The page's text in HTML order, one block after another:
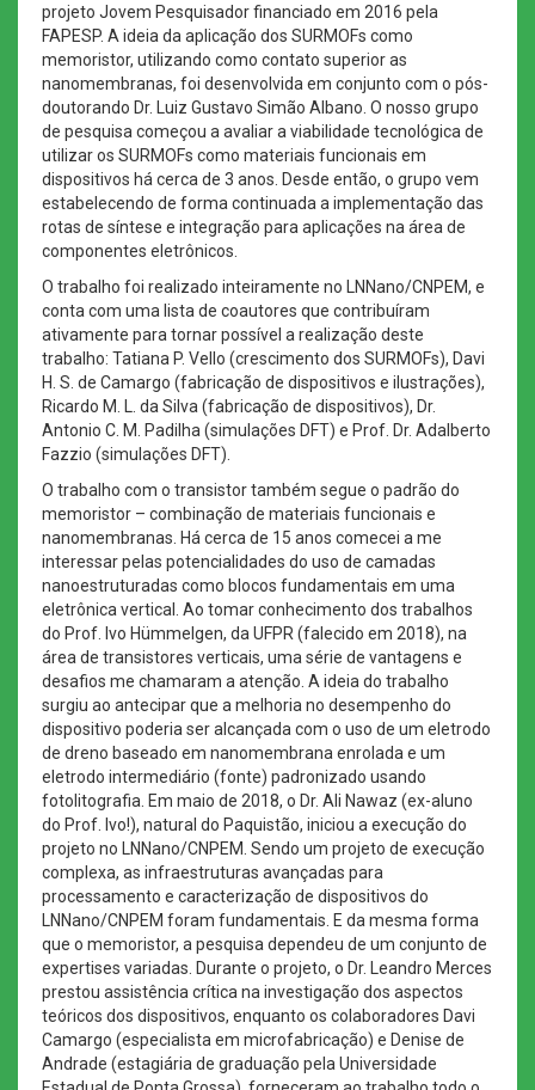
projeto Jovem Pesquisador financiado em 2016 pela
FAPESP. A ideia da aplicação dos SURMOFs como
memoristor, utilizando como contato superior as
nanomembranas, foi desenvolvida em conjunto com o pós-
doutorando Dr. Luiz Gustavo Simão Albano. O nosso grupo
de pesquisa começou a avaliar a viabilidade tecnológica de
utilizar os SURMOFs como materiais funcionais em
dispositivos há cerca de 3 anos. Desde então, o grupo vem
estabelecendo de forma continuada a implementação das
rotas de síntese e integração para aplicações na área de
componentes eletrônicos.
O trabalho foi realizado inteiramente no LNNano/CNPEM, e
conta com uma lista de coautores que contribuíram
ativamente para tornar possível a realização deste
trabalho: Tatiana P. Vello (crescimento dos SURMOFs), Davi
H. S. de Camargo (fabricação de dispositivos e ilustrações),
Ricardo M. L. da Silva (fabricação de dispositivos), Dr.
Antonio C. M. Padilha (simulações DFT) e Prof. Dr. Adalberto
Fazzio (simulações DFT).
O trabalho com o transistor também segue o padrão do
memoristor – combinação de materiais funcionais e
nanomembranas. Há cerca de 15 anos comecei a me
interessar pelas potencialidades do uso de camadas
nanoestruturadas como blocos fundamentais em uma
eletrônica vertical. Ao tomar conhecimento dos trabalhos
do Prof. Ivo Hümmelgen, da UFPR (falecido em 2018), na
área de transistores verticais, uma série de vantagens e
desafios me chamaram a atenção. A ideia do trabalho
surgiu ao antecipar que a melhoria no desempenho do
dispositivo poderia ser alcançada com o uso de um eletrodo
de dreno baseado em nanomembrana enrolada e um
eletrodo intermediário (fonte) padronizado usando
fotolitografia. Em maio de 2018, o Dr. Ali Nawaz (ex-aluno
do Prof. Ivo!), natural do Paquistão, iniciou a execução do
projeto no LNNano/CNPEM. Sendo um projeto de execução
complexa, as infraestruturas avançadas para
processamento e caracterização de dispositivos do
LNNano/CNPEM foram fundamentais. E da mesma forma
que o memoristor, a pesquisa dependeu de um conjunto de
expertises variadas. Durante o projeto, o Dr. Leandro Merces
prestou assistência crítica na investigação dos aspectos
teóricos dos dispositivos, enquanto os colaboradores Davi
Camargo (especialista em microfabricação) e Denise de
Andrade (estagiária de graduação pela Universidade